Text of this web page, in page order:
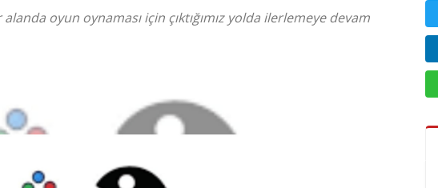
oyun oynaması için çıktığımız yolda ilerlemeye devam